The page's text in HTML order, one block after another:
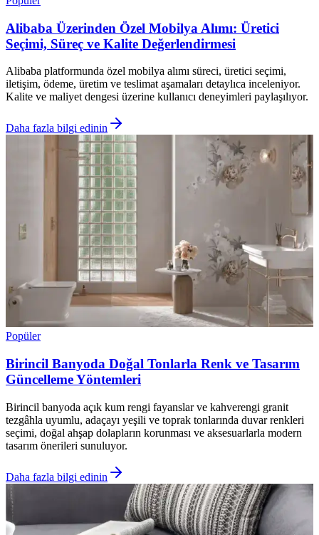
Alibaba Üzerinden Özel Mobilya Alımı: Üretici
Seçimi, Süreç ve Kalite Değerlendirmesi
Alibaba platformunda özel mobilya alımı süreci, üretici seçimi,
iletişim, ödeme, üretim ve teslimat aşamaları detaylıca inceleniyor.
Kalite ve maliyet dengesi üzerine kullanıcı deneyimleri paylaşılıyor.
Daha fazla bilgi edinin
Popüler
Birincil Banyoda Doğal Tonlarla Renk ve Tasarım
Güncelleme Yöntemleri
Birincil banyoda açık kum rengi fayanslar ve kahverengi granit
tezgâhla uyumlu, adaçayı yeşili ve toprak tonlarında duvar renkleri
seçimi, doğal ahşap dolapların korunması ve aksesuarlarla modern
tasarım önerileri sunuluyor.
Daha fazla bilgi edinin